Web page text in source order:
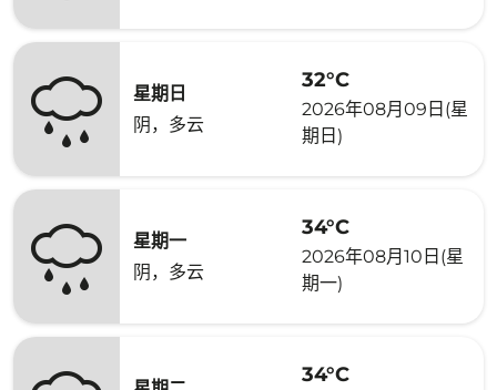
星期日
阴，多云
32°C
2026年08月09日(星
期日)
星期一
阴，多云
34°C
2026年08月10日(星
期一)
34°C